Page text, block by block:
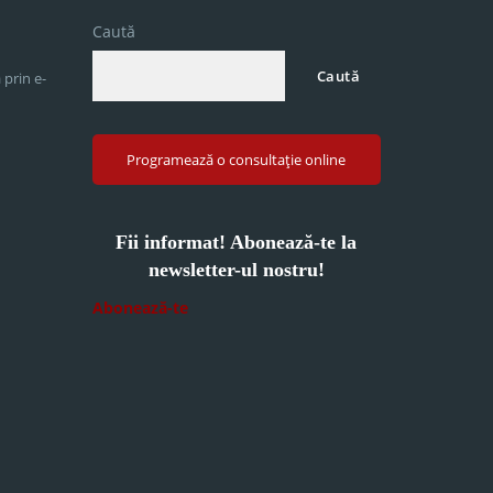
prin e-
Caută
Caută
Programează o consultație online
Fii informat! Abonează-te la
newsletter-ul nostru!
Abonează-te